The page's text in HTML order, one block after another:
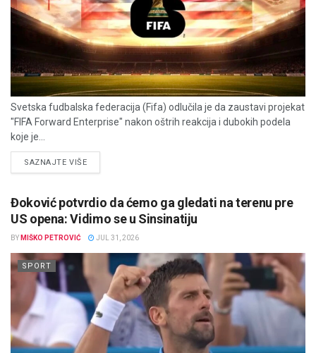
Svetska fudbalska federacija (Fifa) odlučila je da zaustavi projekat
"FIFA Forward Enterprise" nakon oštrih reakcija i dubokih podela
koje je...
SAZNAJTE VIŠEDETAILS
Đoković potvrdio da ćemo ga gledati na terenu pre
US opena: Vidimo se u Sinsinatiju
BY MIŠKO PETROVIĆ JUL 31, 2026
SPORT